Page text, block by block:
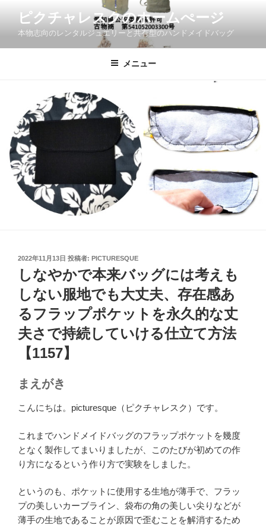
ン
ピクチャレスクのホームぺージ
本物志向のレンタルジュエリーと共有型のハンドメイドバッグ
メニュー
投
稿
日:
2022年11月13日 投稿者: PICTURESQUE
しなやかで本来バッグには考えも
しない服地でも大丈夫、存在感あ
るフラップポケットを永久的な丈
夫さで持続していける仕立て方法
【1157】
まえがき
こんにちは。picturesque（ピクチャレスク）です。
これまでハンドメイドバッグのフラップポケットを幾度
となく製作してまいりましたが、このたびが初めての作
り方になるという作り方で実験をしました。
というのも、ポケットに使用する生地が薄手で、フラッ
プの美しいカーブライン、袋布の角の美しい尖りなどが
薄手の生地であることが原因で歪むことを解消するため